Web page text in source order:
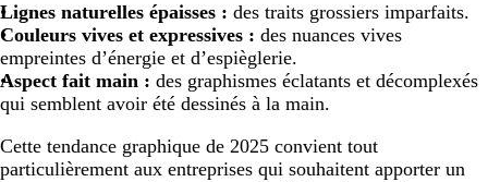
Lignes naturelles épaisses : des traits grossiers imparfaits.
Couleurs vives et expressives : des nuances vives
empreintes d’énergie et d’espièglerie.
Aspect fait main : des graphismes éclatants et décomplexés
qui semblent avoir été dessinés à la main.
Cette tendance graphique de 2025 convient tout
particulièrement aux entreprises qui souhaitent apporter un